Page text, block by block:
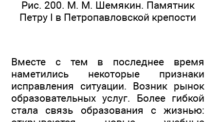
Рис. 200. М. М. Шемякин. Памятник
Петру I в Петропавловской крепости
Вместе с тем в последнее время
наметились некоторые признаки
исправления ситуации. Возник рынок
образовательных услуг. Более гибкой
стала связь образования с жизнью: